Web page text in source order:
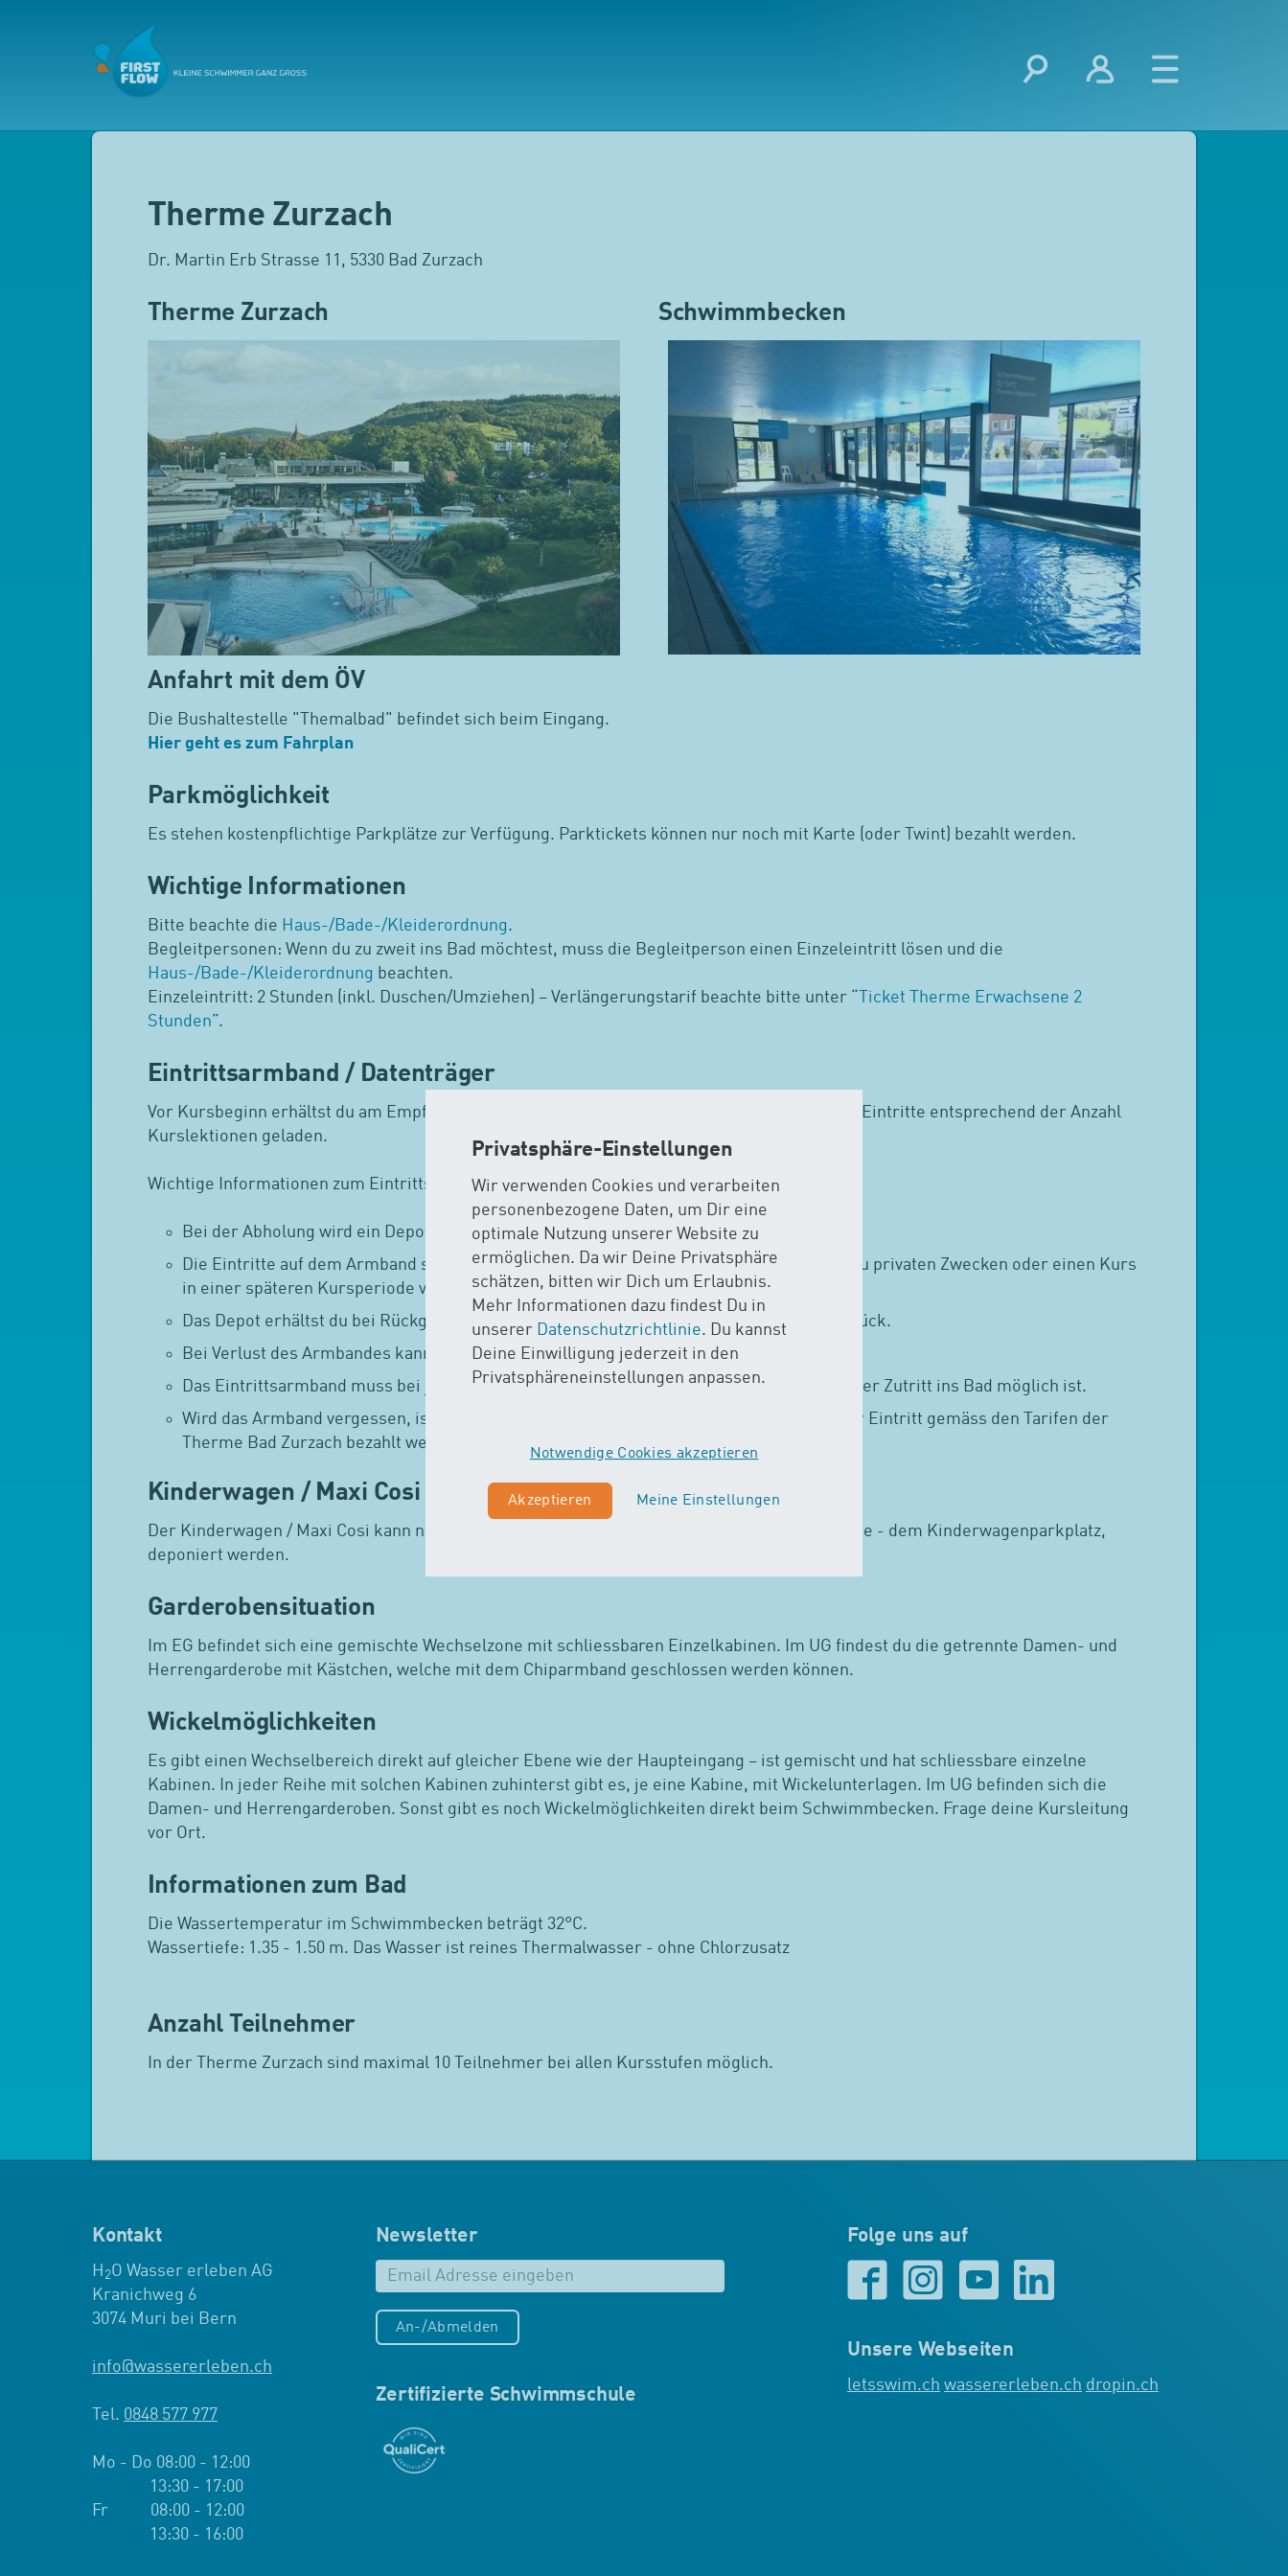
Privatsphäre-Einstellungen
Wir verwenden Cookies und verarbeiten
personenbezogene Daten, um Dir eine
optimale Nutzung unserer Website zu
ermöglichen. Da wir Deine Privatsphäre
schätzen, bitten wir Dich um Erlaubnis.
Mehr Informationen dazu findest Du in
unserer Datenschutzrichtlinie. Du kannst
Deine Einwilligung jederzeit in den
Privatsphäreneinstellungen anpassen.
Notwendige Cookies akzeptieren
Akzeptieren Meine Einstellungen
Therme Zurzach
Dr. Martin Erb Strasse 11, 5330 Bad Zurzach
Therme Zurzach Schwimmbecken
Anfahrt mit dem ÖV
Die Bushaltestelle "Themalbad" befindet sich beim Eingang.
Hier geht es zum Fahrplan
Parkmöglichkeit
Es stehen kostenpflichtige Parkplätze zur Verfügung. Parktickets können nur noch mit Karte (oder Twint) bezahlt werden.
Wichtige Informationen
Bitte beachte die Haus-/Bade-/Kleiderordnung.
Begleitpersonen: Wenn du zu zweit ins Bad möchtest, muss die Begleitperson einen Einzeleintritt lösen und die
Haus-/Bade-/Kleiderordnung beachten.
Einzeleintritt: 2 Stunden (inkl. Duschen/Umziehen) – Verlängerungstarif beachte bitte unter “ Ticket Therme Erwachsene 2
Stunden”.
Eintrittsarmband / Datenträger
Vor Kursbeginn erhältst du am Empfang dein persönliches Eintrittsarmband. Darauf sind die Eintritte entsprechend der Anzahl
Kurslektionen geladen.
Wichtige Informationen zum Eintrittsarmband:
Bei der Abholung wird ein Depot von CHF 20.00 erhoben.
Die Eintritte auf dem Armband sind an den jeweiligen Kurs gekoppelt und können nicht zu privaten Zwecken oder einen Kurs
in einer späteren Kursperiode verwendet werden.
Das Depot erhältst du bei Rückgabe des Armbandes am letzten Kurstag am Empfang zurück.
Bei Verlust des Armbandes kann das Depot nicht zurückerstattet werden.
Das Eintrittsarmband muss bei jeder Lektion am Drehkreuz vorgehalten werden, damit der Zutritt ins Bad möglich ist.
Wird das Armband vergessen, ist kein Einlass möglich. In diesem Fall muss ein separater Eintritt gemäss den Tarifen der
Therme Bad Zurzach bezahlt werden.
Kinderwagen / Maxi Cosi
Der Kinderwagen / Maxi Cosi kann nach der Réception (Kasse) in der dafür vorgesehenen Zone - dem Kinderwagenparkplatz,
deponiert werden.
Garderobensituation
Im EG befindet sich eine gemischte Wechselzone mit schliessbaren Einzelkabinen. Im UG findest du die getrennte Damen- und
Herrengarderobe mit Kästchen, welche mit dem Chiparmband geschlossen werden können.
Wickelmöglichkeiten
Es gibt einen Wechselbereich direkt auf gleicher Ebene wie der Haupteingang – ist gemischt und hat schliessbare einzelne
Kabinen. In jeder Reihe mit solchen Kabinen zuhinterst gibt es, je eine Kabine, mit Wickelunterlagen. Im UG befinden sich die
Damen- und Herrengarderoben. Sonst gibt es noch Wickelmöglichkeiten direkt beim Schwimmbecken. Frage deine Kursleitung
vor Ort.
Informationen zum Bad
Die Wassertemperatur im Schwimmbecken beträgt 32°C.
Wassertiefe: 1.35 - 1.50 m. Das Wasser ist reines Thermalwasser - ohne Chlorzusatz
Anzahl Teilnehmer
In der Therme Zurzach sind maximal 10 Teilnehmer bei allen Kursstufen möglich.
Kontakt
H 2O Wasser erleben AG
Kranichweg 6
3074 Muri bei Bern
info@wassererleben.ch
Tel. 0848 577 977
Mo - Do 08:00 - 12:00
13:30 - 17:00
Fr 08:00 - 12:00
13:30 - 16:00
Newsletter
An-/Abmelden
Zertifizierte Schwimmschule
Folge uns auf
Unsere Webseiten
letsswim.ch wassererleben.ch dropin.ch